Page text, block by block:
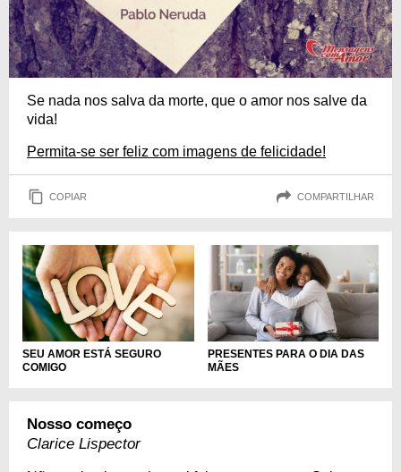
Se nada nos salva da morte, que o amor nos salve da
vida!
Permita-se ser feliz com imagens de felicidade!
COPIAR COMPARTILHAR
SEU AMOR ESTÁ SEGURO
COMIGO
PRESENTES PARA O DIA DAS
MÃES
Nosso começo
Clarice Lispector